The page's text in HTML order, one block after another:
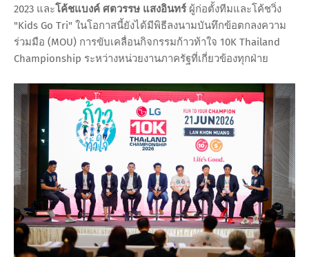
2023 และโค้ชแบงค์ ศตวรรษ แสงอินทร์ ผู้ก่อตั้งทีมและโค้ชวิ่ง
"Kids Go Tri" ในโอกาสนี้ยังได้มีพิธีลงนามบันทึกข้อตกลงความ
ร่วมมือ (MOU) การขับเคลื่อนกิจกรรมก้าวท้าใจ 10K Thailand
Championship ระหว่างหน่วยงานภาครัฐที่เกี่ยวข้องทุกฝ่าย